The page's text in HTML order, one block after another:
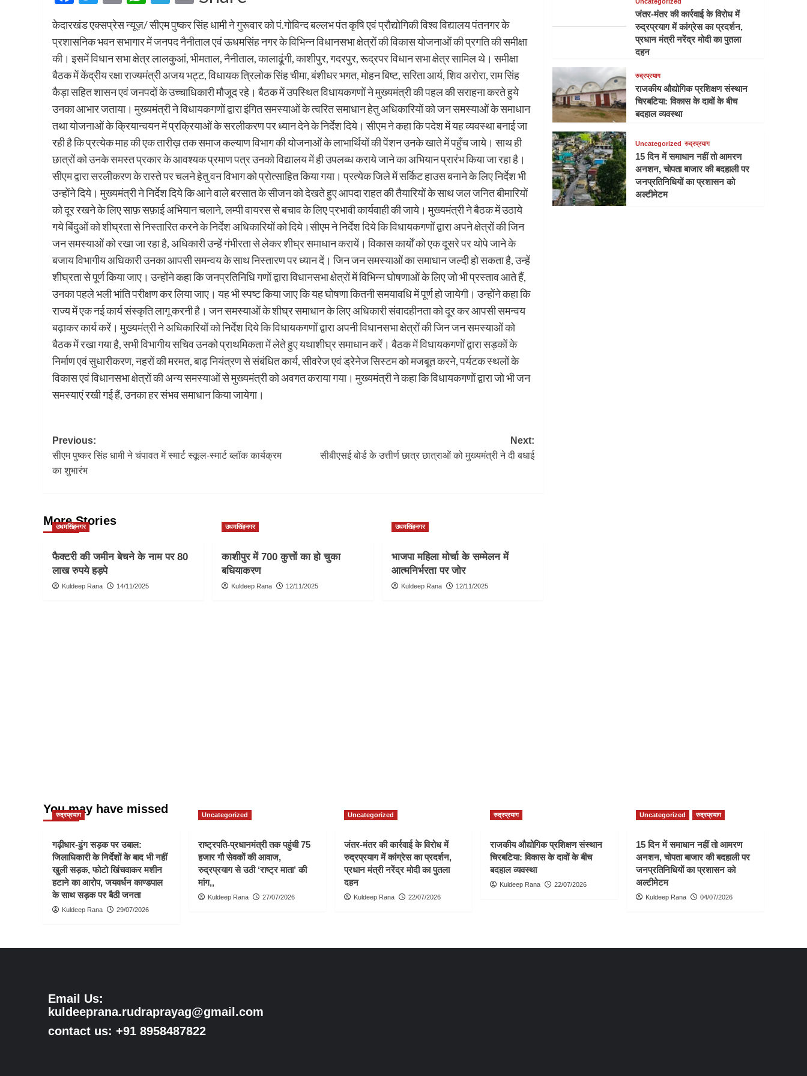
केदारखंड एक्सप्रेस न्यूज़/ सीएम पुष्कर सिंह धामी ने गुरूवार को पं.गोविन्द बल्लभ पंत कृषि एवं प्रौद्योगिकी विश्व विद्यालय पंतनगर के
प्रशासनिक भवन सभागार में जनपद नैनीताल एवं ऊधमसिंह नगर के विभिन्न विधानसभा क्षेत्रों की विकास योजनाओं की प्रगति की समीक्षा
की। इसमें विधान सभा क्षेत्र लालकुआं, भीमताल, नैनीताल, कालाढूंगी, काशीपुर, गदरपुर, रूद्रपर विधान सभा क्षेत्र सामिल थे। ‌समीक्षा
बैठक में केंद्रीय रक्षा राज्यमंत्री अजय भट्ट, विधायक त्रिलोक सिंह चीमा, बंशीधर भगत, मोहन बिष्ट, सरिता आर्य, शिव अरोरा, राम सिंह
कैड़ा सहित शासन एवं जनपदों के उच्चाधिकारी मौजूद रहे। बैठक में उपस्थित विधायकगणों ने मुख्यमंत्री की पहल की सराहना करते हुये
उनका आभार जताया। मुख्यमंत्री ने विधायकगणों द्वारा इंगित समस्याओं के त्वरित समाधान हेतु अधिकारियों को जन समस्याओं के समाधान
तथा योजनाओं के क्रियान्वयन में प्रक्रियाओं के सरलीकरण पर ध्यान देने के निर्देश दिये। सीएम ने कहा कि पदेश में यह व्यवस्था बनाई जा
रही है कि प्रत्येक माह की एक तारीख़ तक समाज कल्याण विभाग की योजनाओं के लाभार्थियों की पेंशन उनके खाते में पहुँच जाये। साथ ही
छात्रों को उनके समस्त प्रकार के आवश्यक प्रमाण पत्र उनको विद्यालय में ही उपलब्ध कराये जाने का अभियान प्रारंभ किया जा रहा है।
सीएम द्वारा सरलीकरण के रास्ते पर चलने हेतु वन विभाग को प्रोत्साहित किया गया। प्रत्येक जिले में सर्किट हाउस बनाने के लिए निर्देश भी
उन्होंने दिये। मुख्यमंत्री ने निर्देश दिये कि आने वाले बरसात के सीजन को देखते हुए आपदा राहत की तैयारियों के साथ जल जनित बीमारियों
को दूर रखने के लिए साफ़ सफ़ाई अभियान चलाने, लम्पी वायरस से बचाव के लिए प्रभावी कार्यवाही की जाये। मुख्यमंत्री ने बैठक में उठाये
गये बिंदुओं को शीघ्रता से निस्तारित करने के निर्देश अधिकारियों को दिये।सीएम ने निर्देश दिये कि विधायकगणों द्वारा अपने क्षेत्रों की जिन
जन समस्याओं को रखा जा रहा है, अधिकारी उन्हें गंभीरता से लेकर शीघ्र समाधान करायें। विकास कार्यों को एक दूसरे पर थोपे जाने के
बजाय विभागीय अधिकारी उनका आपसी समन्वय के साथ निस्तारण पर ध्यान दें। जिन जन समस्याओं का समाधान जल्दी हो सकता है, उन्हें
शीघ्रता से पूर्ण किया जाए। उन्होंने कहा कि जनप्रतिनिधि गणों द्वारा विधानसभा क्षेत्रों में विभिन्न घोषणाओं के लिए जो भी प्रस्ताव आते हैं,
उनका पहले भली भांति परीक्षण कर लिया जाए। यह भी स्पष्ट किया जाए कि यह घोषणा कितनी समयावधि में पूर्ण हो जायेगी। उन्होंने कहा कि
राज्य में एक नई कार्य संस्कृति लागू करनी है। जन समस्याओं के शीघ्र समाधान के लिए अधिकारी संवादहीनता को दूर कर आपसी समन्वय
बढ़ाकर कार्य करें। मुख्यमंत्री ने अधिकारियों को निर्देश दिये कि विधायकगणों द्वारा अपनी विधानसभा क्षेत्रों की जिन जन समस्याओं को
बैठक में रखा गया है, सभी विभागीय सचिव उनको प्राथमिकता में लेते हुए यथाशीघ्र समाधान करें। बैठक में विधायकगणों द्वारा सड़कों के
निर्माण एवं सुधारीकरण, नहरों की मरमत, बाढ़ नियंत्रण से संबंधित कार्य, सीवरेज एवं ड्रेनेज सिस्टम को मजबूत करने, पर्यटक स्थलों के
विकास एवं विधानसभा क्षेत्रों की अन्य समस्याओं से मुख्यमंत्री को अवगत कराया गया। मुख्यमंत्री ने कहा कि विधायकगणों द्वारा जो भी जन
समस्याएं रखी गई हैं, उनका हर संभव समाधान किया जायेगा।
Post
navigation
Previous:
सीएम पुष्कर सिंह धामी ने चंपावत में स्मार्ट स्कूल-स्मार्ट ब्लॉक कार्यक्रम
का शुभारंभ
Next:
सीबीएसई बोर्ड के उत्तीर्ण छात्र छात्राओं को मुख्यमंत्री ने दी बधाई
More Stories
उधमसिंहनगर
फैक्टरी की जमीन बेचने के नाम पर 80
लाख रुपये हड़पे
Kuldeep Rana 14/11/2025
उधमसिंहनगर
काशीपुर में 700 कुत्तों का हो चुका
बधियाकरण
Kuldeep Rana 12/11/2025
उधमसिंहनगर
भाजपा महिला मोर्चा के सम्मेलन में
आत्मनिर्भरता पर जोर
Kuldeep Rana 12/11/2025
जंतर-मंतर की कार्रवाई के विरोध में
रुद्रप्रयाग में कांग्रेस का प्रदर्शन,
प्रधान मंत्री नरेंद्र मोदी का पुतला
दहन
रुद्रप्रयाग
राजकीय औद्योगिक प्रशिक्षण संस्थान
चिरबटिया: विकास के दावों के बीच
बदहाल व्यवस्था
Uncategorized रुद्रप्रयाग
15 दिन में समाधान नहीं तो आमरण
अनशन, चोपता बाजार की बदहाली पर
जनप्रतिनिधियों का प्रशासन को
अल्टीमेटम
You may have missed
रुद्रप्रयाग
गढ़ीधार-ढुंग सड़क पर उबाल:
जिलाधिकारी के निर्देशों के बाद भी नहीं
खुली सड़क, फोटो खिंचवाकर मशीन
हटाने का आरोप, जयवर्धन काण्डपाल
के साथ सड़क पर बैठी जनता
Kuldeep Rana 29/07/2026
Uncategorized
राष्ट्रपति-प्रधानमंत्री तक पहुंची 75
हजार गौ सेवकों की आवाज,
रुद्रप्रयाग से उठी ‘राष्ट्र माता’ की
मांग,,
Kuldeep Rana 27/07/2026
Uncategorized
जंतर-मंतर की कार्रवाई के विरोध में
रुद्रप्रयाग में कांग्रेस का प्रदर्शन,
प्रधान मंत्री नरेंद्र मोदी का पुतला
दहन
Kuldeep Rana 22/07/2026
रुद्रप्रयाग
राजकीय औद्योगिक प्रशिक्षण संस्थान
चिरबटिया: विकास के दावों के बीच
बदहाल व्यवस्था
Kuldeep Rana 22/07/2026
Uncategorized रुद्रप्रयाग
15 दिन में समाधान नहीं तो आमरण
अनशन, चोपता बाजार की बदहाली पर
जनप्रतिनिधियों का प्रशासन को
अल्टीमेटम
Kuldeep Rana 04/07/2026
Email Us:
kuldeeprana.rudraprayag@gmail.com
contact us: +91 8958487822